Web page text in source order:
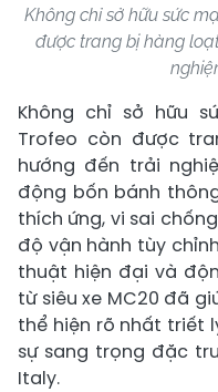
Không chỉ sở hữu sức
được trang bị hàng
Không chỉ sở hữu
Trofeo còn được
hướng đến trải
động bốn bánh
thích ứng, vi sai
độ vận hành tùy
thuật hiện đại và
từ siêu xe MC20 đã
thể hiện rõ nhất triết
sự sang trọng đặc
Italy.